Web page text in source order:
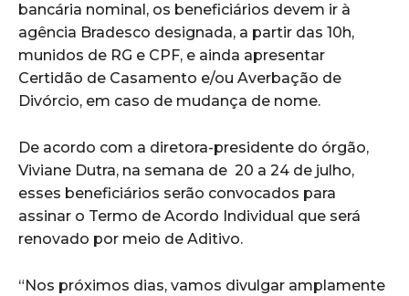
bancária nominal, os beneficiários devem ir à
agência Bradesco designada, a partir das 10h,
munidos de RG e CPF, e ainda apresentar
Certidão de Casamento e/ou Averbação de
Divórcio, em caso de mudança de nome.
De acordo com a diretora-presidente do órgão,
Viviane Dutra, na semana de 20 a 24 de julho,
esses beneficiários serão convocados para
assinar o Termo de Acordo Individual que será
renovado por meio de Aditivo.
“Nos próximos dias, vamos divulgar amplamente